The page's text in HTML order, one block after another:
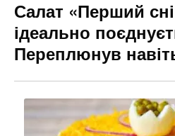
Салат «Перший
ідеально
Переплюнув